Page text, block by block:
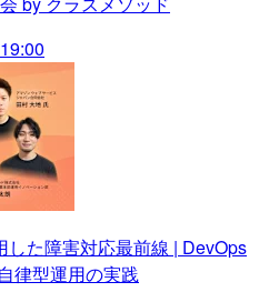
した障害対応最前線 | DevOps
律型運用の実践